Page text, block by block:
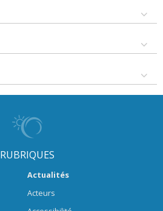
RUBRIQUES
Actualités
Acteurs